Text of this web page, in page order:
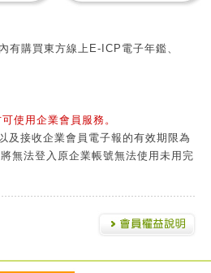
有購買東方線上E-ICP電子年鑑、
使用企業會員服務。
及接收企業會員電子報的有效期限為
無法登入原企業帳號無法使用未用完